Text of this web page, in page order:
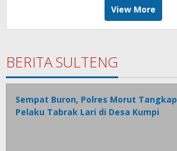
View More
BERITA SULTENG
Sempat Buron, Polres Morut Tangkap
Pelaku Tabrak Lari di Desa Kumpi